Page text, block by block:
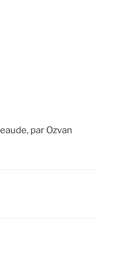
par Ozvan